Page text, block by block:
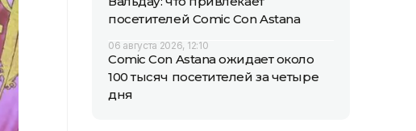
посетителей Comic Con Astana
06 августа 2026, 12:10
Comic Con Astana ожидает около
100 тысяч посетителей за четыре
дня